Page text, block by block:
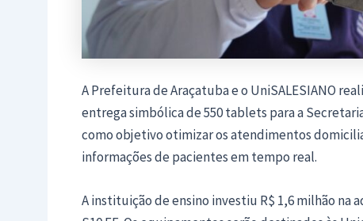
A Prefeitura de Araçatuba e o UniSALESIANO
entrega simbólica de 550 tablets para a
como objetivo otimizar os atendimentos
informações de pacientes em tempo real.
A instituição de ensino investiu R$ 1,6 milhão na